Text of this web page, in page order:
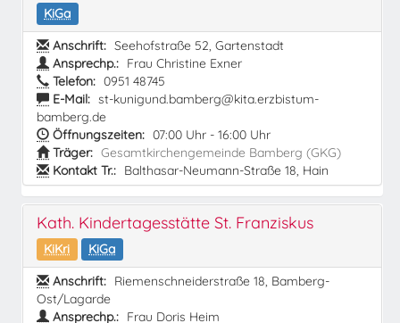
KiGa
Anschrift: Seehofstraße 52, Gartenstadt
Ansprechp.: Frau Christine Exner
Telefon: 0951 48745
E-Mail: st-kunigund.bamberg@kita.erzbistum-
bamberg.de
Öffnungszeiten: 07:00 Uhr - 16:00 Uhr
Träger: Gesamtkirchengemeinde Bamberg (GKG)
Kontakt Tr.: Balthasar-Neumann-Straße 18, Hain
Kath. Kindertagesstätte St. Franziskus
KiKri
KiGa
Anschrift: Riemenschneiderstraße 18, Bamberg-
Ost/Lagarde
Ansprechp.: Frau Doris Heim